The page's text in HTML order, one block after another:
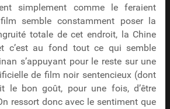
simplement comme le feraient
semble constamment poser la
totale de cet endroit, la Chine
c’est au fond tout ce qui semble
s’appuyant pour le reste sur une
de film noir sentencieux (dont
le bon goût, pour une fois, d’être
ressort donc avec le sentiment que